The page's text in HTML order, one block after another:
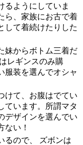
るようにしていま
ら、家族にお古で着
して着続けたりした
妹からボトム三着だ
レギンスのみ購
服装を選んでオシャ
けて、お腹はでてい
ています。所謂マタ
デザインを選んでい
ない！
るので、 ズボンは